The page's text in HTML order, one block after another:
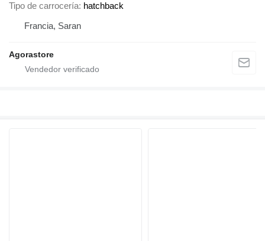
Tipo de carrocería hatchback
Francia, Saran
Agorastore